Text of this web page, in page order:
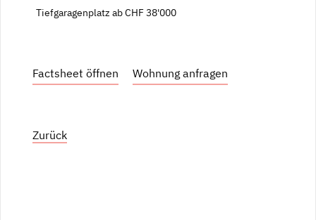
Tiefgaragenplatz ab CHF 38'000
Factsheet öffnen Wohnung anfragen
Zurück